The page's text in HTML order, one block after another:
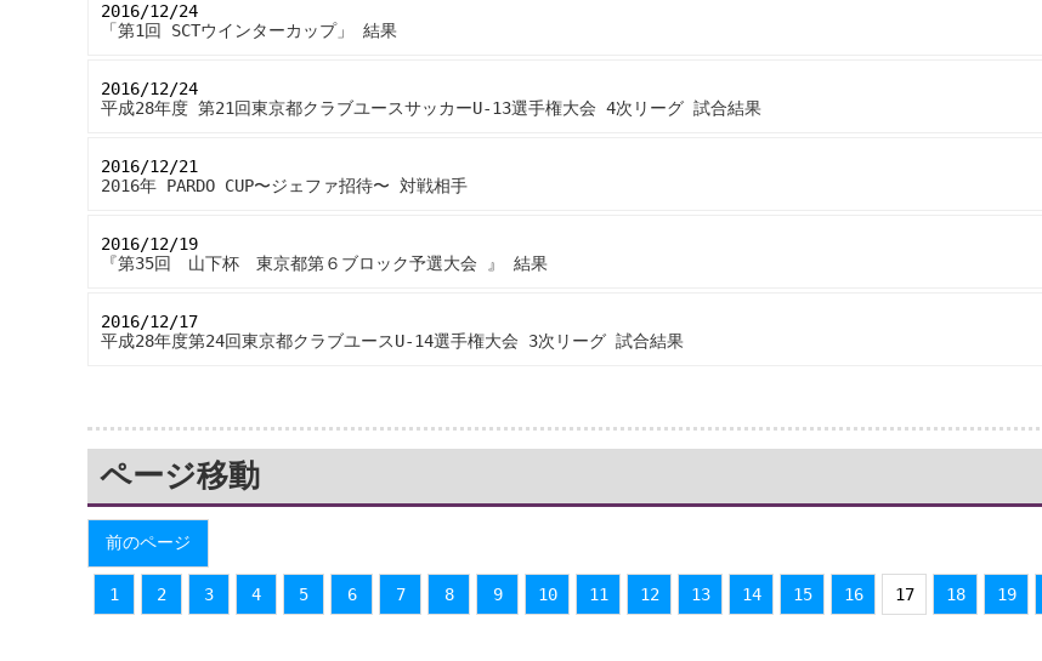
2016/12/24
「第1回 SCTウインターカップ」 結果
2016/12/24
平成28年度 第21回東京都クラブユースサッカーU-13選手権大会 4次リーグ 試合結果
2016/12/21
2016年 PARDO CUP〜ジェファ招待〜 対戦相手
2016/12/19
『第35回 山下杯 東京都第６ブロック予選大会 』 結果
2016/12/17
平成28年度第24回東京都クラブユースU-14選手権大会 3次リーグ 試合結果
ページ移動
前のページ
1 2 3 4 5 6 7 8 9 10 11 12 13 14 15 16 17 18 19